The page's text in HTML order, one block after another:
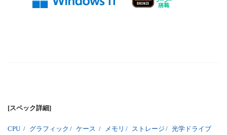
[スペック詳細]
CPU / グラフィック / ケース / メモリ / ストレージ / 光学ドライブ